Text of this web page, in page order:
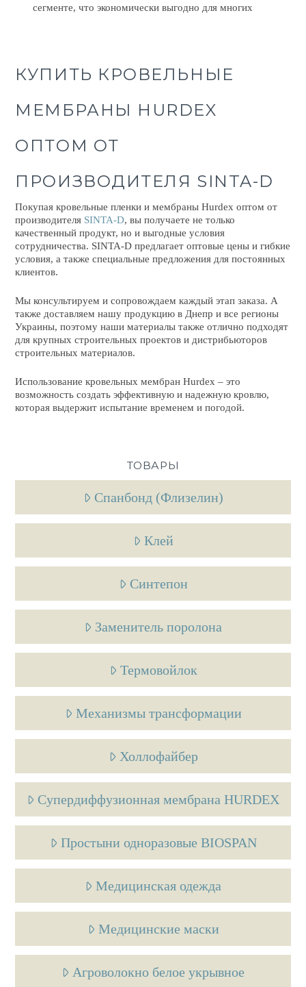
сегменте, что экономически выгодно для многих
КУПИТЬ КРОВЕЛЬНЫЕ
МЕМБРАНЫ HURDEX
ОПТОМ ОТ
ПРОИЗВОДИТЕЛЯ SINTA-D
Покупая кровельные пленки и мембраныHurdex оптомот
производителя SINTA-D, вы получаете не только
качественный продукт, но и выгодные условия
сотрудничества. SINTA-D предлагаетоптовые цены и гибкие
условия, а также специальные предложения для постоянных
клиентов.
Мы консультируем и сопровождаем каждый этап заказа. А
также доставляем нашу продукцию в Днепр и все регионы
Украины, поэтому наши материалы также отлично подходят
для крупных строительных проектов и дистрибьюторов
строительных материалов.
Использование кровельных мембран Hurdex – это
возможность создать эффективную и надежную кровлю,
которая выдержит испытание временем и погодой.
ТОВАРЫ
Спанбонд (Флизелин)
Клей
Синтепон
Заменитель поролона
Термовойлок
Механизмы трансформации
Холлофайбер
Супердиффузионная мембрана HURDEX
Простыни одноразовые BIOSPAN
Медицинская одежда
Медицинские маски
Агроволокно белое укрывное